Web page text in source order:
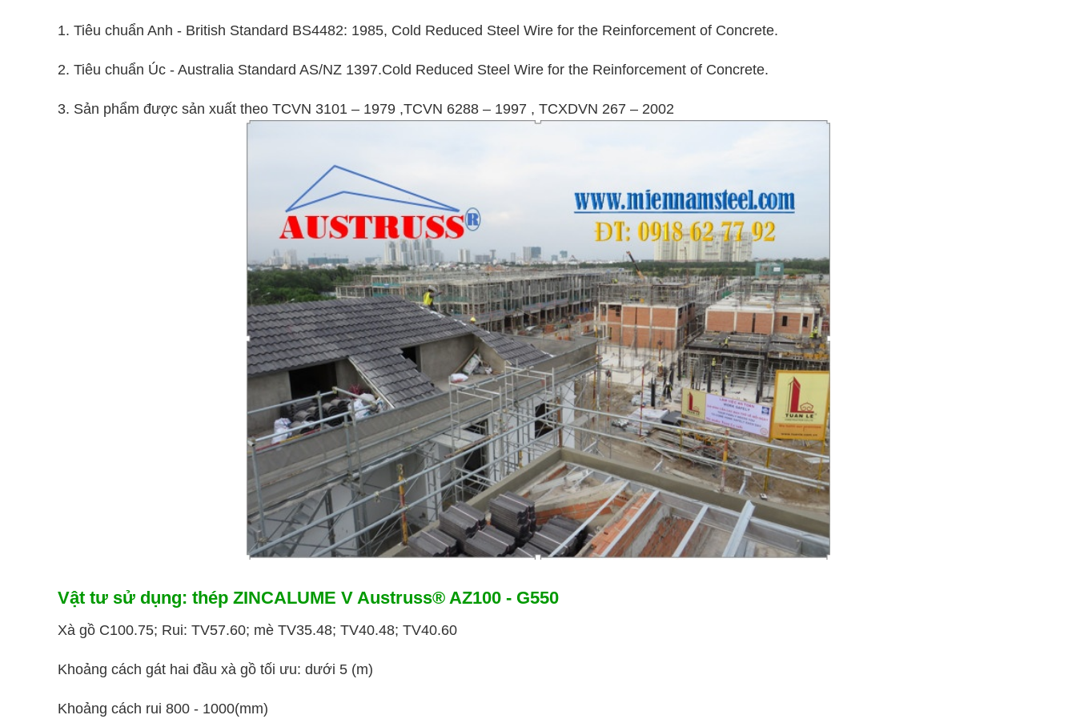
1. Tiêu chuẩn Anh - British Standard BS4482: 1985, Cold Reduced Steel Wire for the Reinforcement of Concrete.
2. Tiêu chuẩn Úc - Australia Standard AS/NZ 1397.Cold Reduced Steel Wire for the Reinforcement of Concrete.
3. Sản phẩm được sản xuất theo TCVN 3101 – 1979 ,TCVN 6288 – 1997 , TCXDVN 267 – 2002
Vật tư sử dụng: thép ZINCALUME V Austruss® AZ100 - G550
Xà gồ C100.75; Rui: TV57.60; mè TV35.48; TV40.48; TV40.60
Khoảng cách gát hai đầu xà gồ tối ưu: dưới 5 (m)
Khoảng cách rui 800 - 1000(mm)